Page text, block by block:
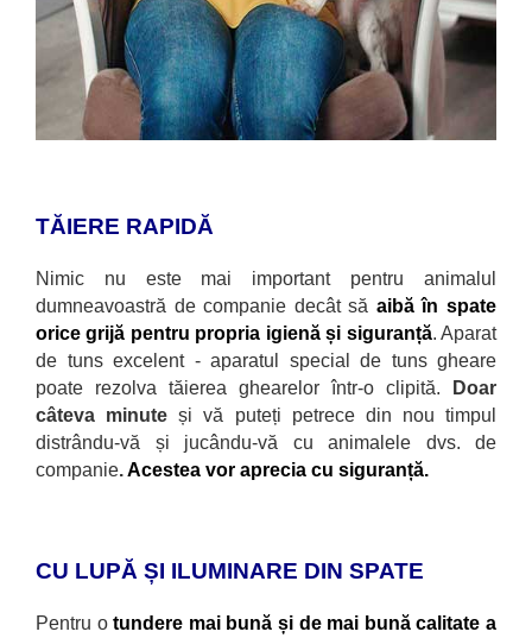
TĂIERE RAPIDĂ
Nimic nu este mai important pentru animalul
dumneavoastră de companie decât să aibă în spate
orice grijă pentru propria igienă și siguranță. Aparat
de tuns excelent - aparatul special de tuns gheare
poate rezolva tăierea ghearelor într-o clipită.
Doar
câteva minuteși vă puteți petrece din nou timpul
distrându-vă și jucându-vă cu animalele dvs. de
companie.Acestea vor aprecia cu siguranță.
CU LUPĂ ȘI ILUMINARE DIN SPATE
Pentru otundere mai bună și de mai bună calitate a